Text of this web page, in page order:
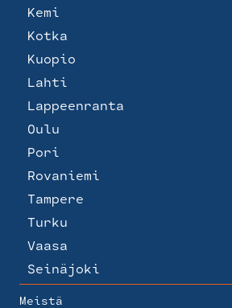
Kemi
Kotka
Kuopio
Lahti
Lappeenranta
Oulu
Pori
Rovaniemi
Tampere
Turku
Vaasa
Seinäjoki
Meistä